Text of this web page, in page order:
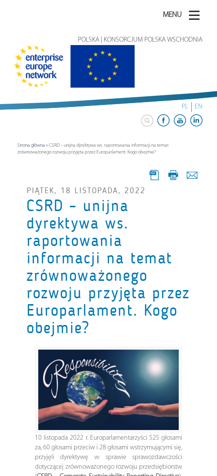
MENU
POLSKA | KONSORCJUM POLSKA WSCHODNIA
PL EN
Strona główna »CSRD – unijna dyrektywa ws. raportowania informacji na temat
zrównoważonego rozwoju przyjęta przez Europarlament. Kogo obejmie?
PIĄTEK, 18 LISTOPADA, 2022
CSRD – unijna
dyrektywa ws.
raportowania
informacji na temat
zrównoważonego
rozwoju przyjęta przez
Europarlament. Kogo
obejmie?
10 listopada 2022 r. Europarlamentarzyści 525 głosami
za, 60 głosami przeciw i 28 głosami wstrzymującymi się,
przyjęli dyrektywę w sprawie sprawozdawczości
dotyczącej zrównoważonego rozwoju przedsiębiorstw